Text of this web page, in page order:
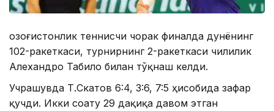
Қозоғистонлик теннисчи чорак финалда дунёнинг
102-ракеткаси, турнирнинг 2-ракеткаси чилилик
Алехандро Табило билан тўқнаш келди.
Учрашувда Т.Скатов 6:4, 3:6, 7:5 ҳисобида зафар
қучди. Икки соату 29 дақиқа давом этган